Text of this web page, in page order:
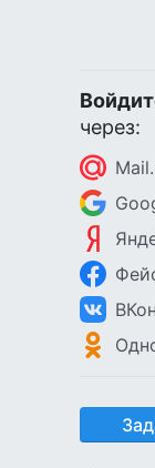
через: